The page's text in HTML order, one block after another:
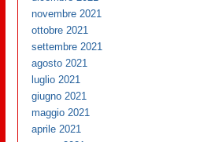
novembre 2021
ottobre 2021
settembre 2021
agosto 2021
luglio 2021
giugno 2021
maggio 2021
aprile 2021